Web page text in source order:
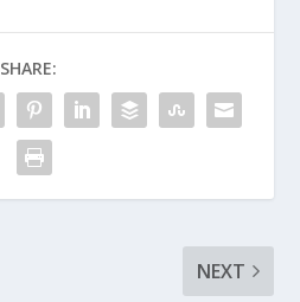
SHARE:
NEXT